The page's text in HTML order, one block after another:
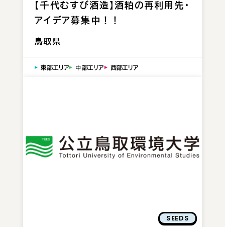
【千代むすび酒造】酒粕の再利用先・
アイデア募集中！！
鳥取県
東部エリア 中部エリア 西部エリア
SEEDS